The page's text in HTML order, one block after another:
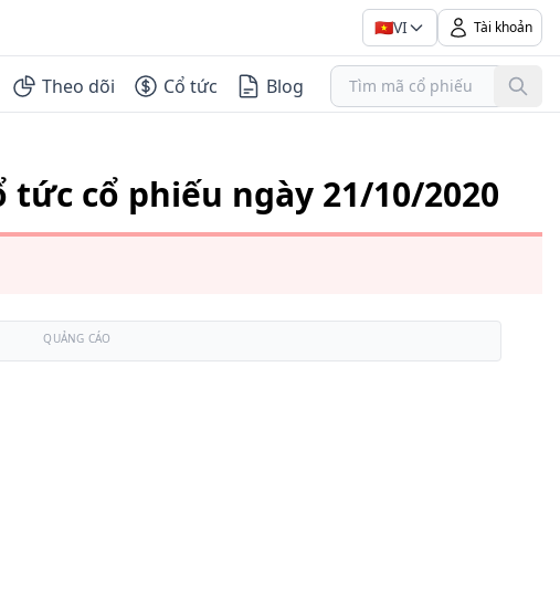
🇻🇳VI Tài khoản
Theo dõi Cổ tức Blog
tức cổ phiếu ngày 21/10/2020
QUẢNG CÁO